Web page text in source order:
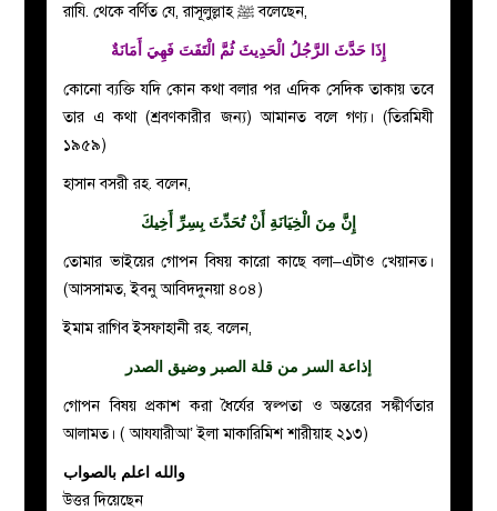
মজলিস
করুন
রাযি. থেকে বর্ণিত যে, রাসূলুল্লাহ ﷺ বলেছেন,
إِذَا حَدَّثَ الرَّجُلُ الْحَدِيثَ ثُمَّ الْتَفَتَ فَهِيَ أَمَانَةٌ
কোনো ব্যক্তি যদি কোন কথা বলার পর এদিক সেদিক তাকায় তবে
তার এ কথা (শ্রবণকারীর জন্য) আমানত বলে গণ্য। (তিরমিযী
১৯৫৯)
হাসান বসরী রহ. বলেন,
إِنَّ مِنَ الْخِيَانَةِ أَنْ تُحَدِّثَ بِسِرِّ أَخِيكَ
তোমার ভাইয়ের গোপন বিষয় কারো কাছে বলা–এটাও খেয়ানত।
(আসসামত, ইবনু আবিদদুনয়া ৪০৪)
ইমাম রাগিব ইসফাহানী রহ. বলেন,
إذاعة السر من قلة الصبر وضيق الصدر
গোপন বিষয় প্রকাশ করা ধৈর্যের স্বল্পতা ও অন্তরের সঙ্কীর্ণতার
আলামত। ( আযযারীআ’ ইলা মাকারিমিশ শারীয়াহ ২১৩)
والله اعلم بالصواب
উত্তর দিয়েছেন